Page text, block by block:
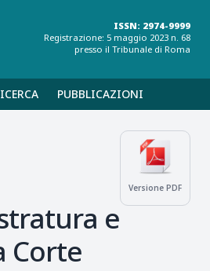
ISSN: 2974-9999
Registrazione: 5 maggio 2023 n. 68
presso il Tribunale di Roma
PUBBLICAZIONI
Versione PDF
e
Corte